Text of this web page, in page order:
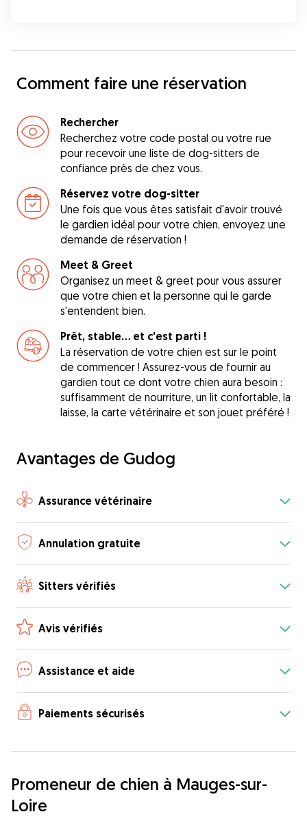
Comment faire une réservation
Rechercher
Recherchez votre code postal ou votre rue
pour recevoir une liste de dog-sitters de
confiance près de chez vous.
Réservez votre dog-sitter
Une fois que vous êtes satisfait d'avoir trouvé
le gardien idéal pour votre chien, envoyez une
demande de réservation !
Meet & Greet
Organisez un meet & greet pour vous assurer
que votre chien et la personne qui le garde
s'entendent bien.
Prêt, stable... et c'est parti !
La réservation de votre chien est sur le point
de commencer ! Assurez-vous de fournir au
gardien tout ce dont votre chien aura besoin :
suffisamment de nourriture, un lit confortable, la
laisse, la carte vétérinaire et son jouet préféré !
Avantages de Gudog
Assurance vétérinaire
Annulation gratuite
Sitters vérifiés
Avis vérifiés
Assistance et aide
Paiements sécurisés
Promeneur de chien à Mauges-sur-
Loire